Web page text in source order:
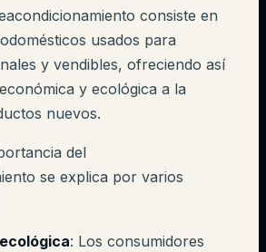
consiste en
usados para
y vendibles, ofreciendo así
y ecológica a la
nuevos.
del
se explica por varios
: Los consumidores